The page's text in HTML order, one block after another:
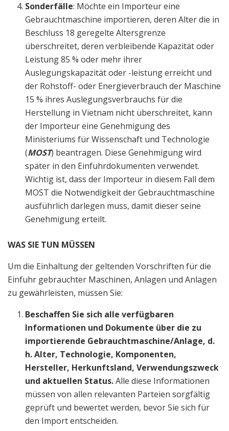
Sonderfälle: Möchte ein Importeur eine
Gebrauchtmaschine importieren, deren Alter die in
Beschluss 18 geregelte Altersgrenze
überschreitet, deren verbleibende Kapazität oder
Leistung 85 % oder mehr ihrer
Auslegungskapazität oder -leistung erreicht und
der Rohstoff- oder Energieverbrauch der Maschine
15 % ihres Auslegungsverbrauchs für die
Herstellung in Vietnam nicht überschreitet, kann
der Importeur eine Genehmigung des
Ministeriums für Wissenschaft und Technologie
(MOST) beantragen. Diese Genehmigung wird
später in den Einfuhrdokumenten verwendet.
Wichtig ist, dass der Importeur in diesem Fall dem
MOST die Notwendigkeit der Gebrauchtmaschine
ausführlich darlegen muss, damit dieser seine
Genehmigung erteilt.
WAS SIE TUN MÜSSEN
Um die Einhaltung der geltenden Vorschriften für die
Einfuhr gebrauchter Maschinen, Anlagen und Anlagen
zu gewährleisten, müssen Sie:
Beschaffen Sie sich alle verfügbaren
Informationen und Dokumente über die zu
importierende Gebrauchtmaschine/Anlage, d.
h. Alter, Technologie, Komponenten,
Hersteller, Herkunftsland, Verwendungszweck
und aktuellen Status.Alle diese Informationen
müssen von allen relevanten Parteien sorgfältig
geprüft und bewertet werden, bevor Sie sich für
den Import entscheiden.